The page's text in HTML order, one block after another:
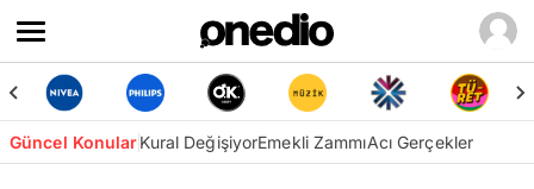
Güncel KonularKural DeğişiyorEmekli ZammıAcı Gerçekler